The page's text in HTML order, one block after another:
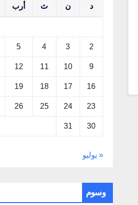
د ن ث أرب
2
3
4
5
9
10
11
12
16
17
18
19
23
24
25
26
30
31
« يوليو
وسوم